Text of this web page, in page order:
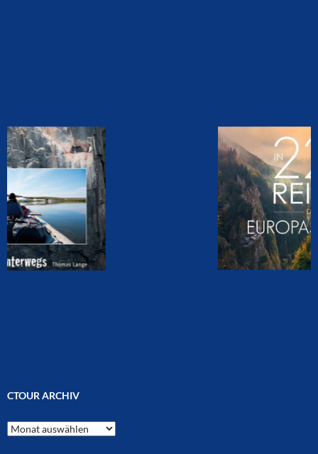
CTOUR ARCHIV
CTOUR
Archiv